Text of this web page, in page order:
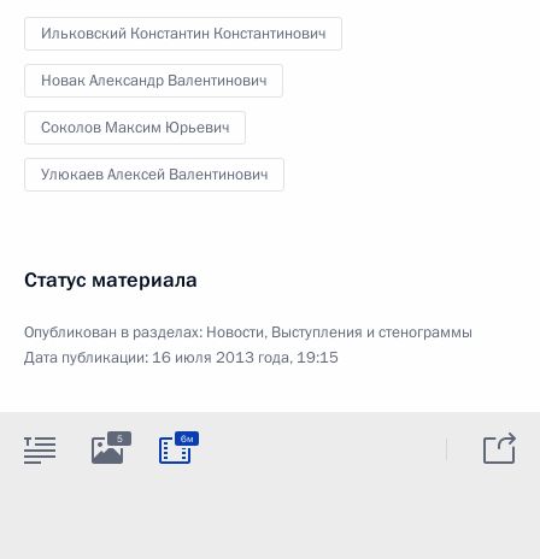
Ильковский Константин Константинович
Новак Александр Валентинович
Соколов Максим Юрьевич
Улюкаев Алексей Валентинович
Статус материала
Опубликован в разделах: Новости, Выступления и стенограммы
Дата публикации: 16 июля 2013 года, 19:15
5 6м